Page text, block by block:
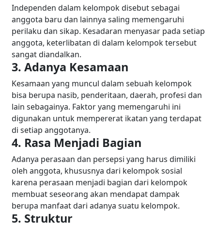
Independen dalam kelompok disebut sebagai
anggota baru dan lainnya saling memengaruhi
perilaku dan sikap. Kesadaran menyasar pada setiap
anggota, keterlibatan di dalam kelompok tersebut
sangat diandalkan.
3. Adanya Kesamaan
Kesamaan yang muncul dalam sebuah kelompok
bisa berupa nasib, penderitaan, daerah, profesi dan
lain sebagainya. Faktor yang memengaruhi ini
digunakan untuk mempererat ikatan yang terdapat
di setiap anggotanya.
4. Rasa Menjadi Bagian
Adanya perasaan dan persepsi yang harus dimiliki
oleh anggota, khususnya dari kelompok sosial
karena perasaan menjadi bagian dari kelompok
membuat seseorang akan mendapat dampak
berupa manfaat dari adanya suatu kelompok.
5. Struktur